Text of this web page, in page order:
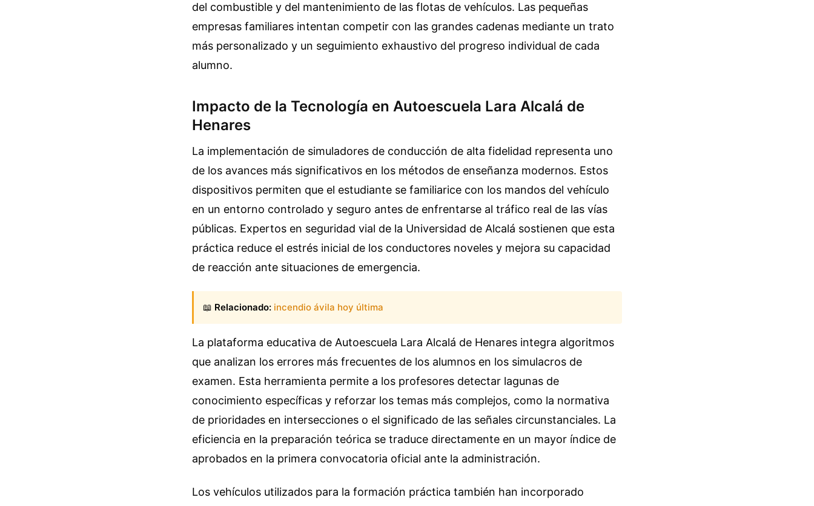
del combustible y del mantenimiento de las flotas de vehículos. Las pequeñas
empresas familiares intentan competir con las grandes cadenas mediante un trato
más personalizado y un seguimiento exhaustivo del progreso individual de cada
alumno.
Impacto de la Tecnología en Autoescuela Lara Alcalá de
Henares
La implementación de simuladores de conducción de alta fidelidad representa uno
de los avances más significativos en los métodos de enseñanza modernos. Estos
dispositivos permiten que el estudiante se familiarice con los mandos del vehículo
en un entorno controlado y seguro antes de enfrentarse al tráfico real de las vías
públicas. Expertos en seguridad vial de la Universidad de Alcalá sostienen que esta
práctica reduce el estrés inicial de los conductores noveles y mejora su capacidad
de reacción ante situaciones de emergencia.
📖 Relacionado: incendio ávila hoy última
La plataforma educativa de Autoescuela Lara Alcalá de Henares integra algoritmos
que analizan los errores más frecuentes de los alumnos en los simulacros de
examen. Esta herramienta permite a los profesores detectar lagunas de
conocimiento específicas y reforzar los temas más complejos, como la normativa
de prioridades en intersecciones o el significado de las señales circunstanciales. La
eficiencia en la preparación teórica se traduce directamente en un mayor índice de
aprobados en la primera convocatoria oficial ante la administración.
Los vehículos utilizados para la formación práctica también han incorporado